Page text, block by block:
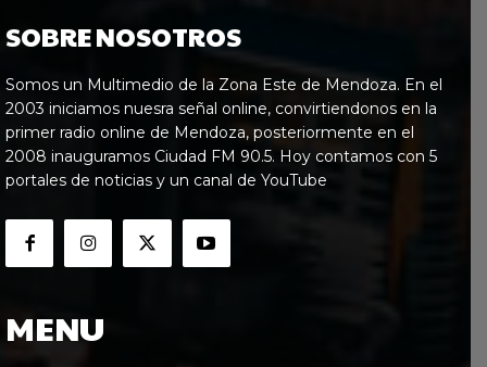
SOBRE NOSOTROS
Somos un Multimedio de la Zona Este de Mendoza. En el
2003 iniciamos nuesra señal online, convirtiendonos en la
primer radio online de Mendoza, posteriormente en el
2008 inauguramos Ciudad FM 90.5. Hoy contamos con 5
portales de noticias y un canal de YouTube
MENU